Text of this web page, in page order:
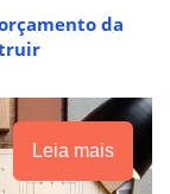
da
Leia mais